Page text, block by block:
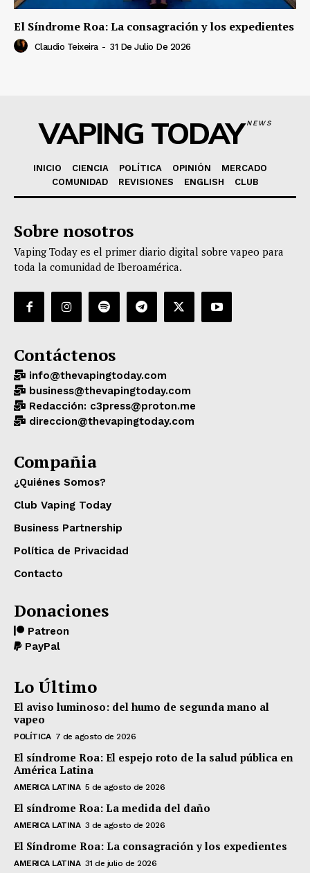
El Síndrome Roa: La consagración y los expedientes
Claudio Teixeira - 31 De Julio De 2026
VAPING TODAYNEWS
INICIO CIENCIA POLÍTICA OPINIÓN
MERCADO
COMUNIDAD
REVISIONES ENGLISH CLUB
Sobre nosotros
Vaping Today es el primer diario digital sobre vapeo para
toda la comunidad de Iberoamérica.
Contáctenos
info@thevapingtoday.com
business@thevapingtoday.com
Redacción: c3press@proton.me
direccion@thevapingtoday.com
Compañia
¿Quiénes Somos?
Club Vaping Today
Business Partnership
Política de Privacidad
Contacto
Donaciones
Patreon
PayPal
Lo Último
El aviso luminoso: del humo de segunda mano al
vapeo
POLÍTICA 7 de agosto de 2026
El síndrome Roa: El espejo roto de la salud pública en
América Latina
AMERICA LATINA 5 de agosto de 2026
El síndrome Roa: La medida del daño
AMERICA LATINA 3 de agosto de 2026
El Síndrome Roa: La consagración y los expedientes
AMERICA LATINA 31 de julio de 2026